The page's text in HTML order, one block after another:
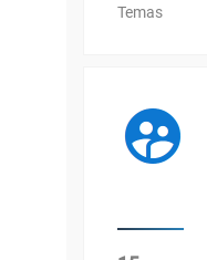
Temas